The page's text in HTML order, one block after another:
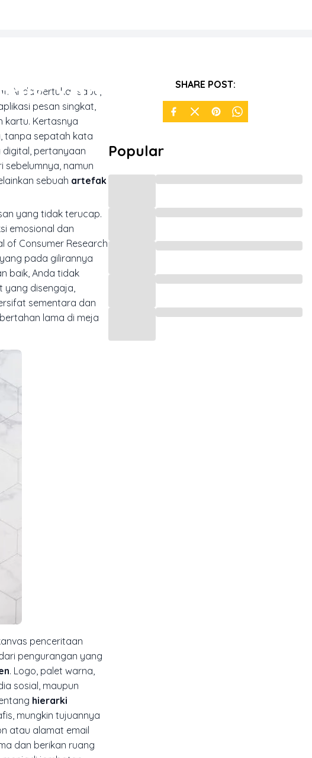
Yang
Anda bertukar sapa,
pesan singkat,
kartu. Kertasnya
tanpa sepatah kata
digital, pertanyaan
sebelumnya, namun
sebuah artefak
yang tidak terucap.
emosional dan
of Consumer Research
pada gilirannya
baik, Anda tidak
yang disengaja,
sementara dan
lama di meja
penceritaan
pengurangan yang
. Logo, palet warna,
sosial, maupun
hierarki
mungkin tujuannya
atau alamat email
dan berikan ruang
SHARE POST:
Popular